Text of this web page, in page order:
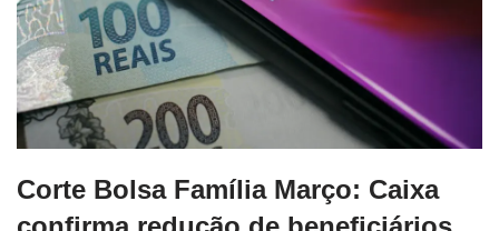
Corte Bolsa Família Março: Caixa